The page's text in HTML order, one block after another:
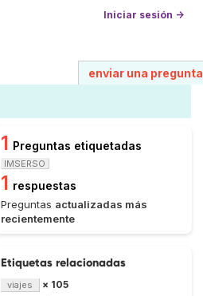
Iniciar sesión →
enviar una pregunta
1 Preguntas etiquetadas
IMSERSO
1 respuestas
Preguntas actualizadas más
recientemente
Etiquetas relacionadas
viajes × 105